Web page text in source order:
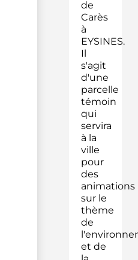
de
Carès
à
EYSINES.
Il
s'agit
d'une
parcelle
témoin
qui
servira
à la
ville
pour
des
animations
sur le
thème
de
et de